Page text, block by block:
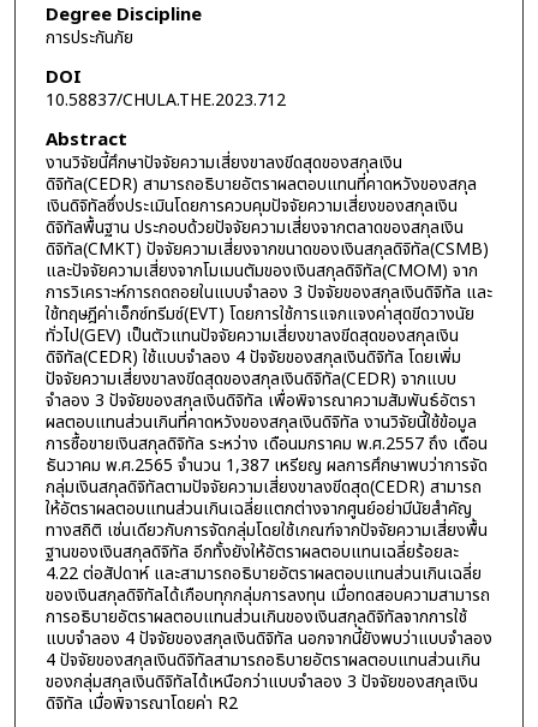
Degree Discipline
การประกันภัย
DOI
10.58837/CHULA.THE.2023.712
Abstract
งานวิจัยนี้ศึกษาปัจจัยความเสี่ยงขาลงขีดสุดของสกุลเงิน
ดิจิทัล(CEDR) สามารถอธิบายอัตราผลตอบแทนที่คาดหวังของสกุล
เงินดิจิทัลซึ่งประเมินโดยการควบคุมปัจจัยความเสี่ยงของสกุลเงิน
ดิจิทัลพื้นฐาน ประกอบด้วยปัจจัยความเสี่ยงจากตลาดของสกุลเงิน
ดิจิทัล(CMKT) ปัจจัยความเสี่ยงจากขนาดของเงินสกุลดิจิทัล(CSMB)
และปัจจัยความเสี่ยงจากโมเมนตัมของเงินสกุลดิจิทัล(CMOM) จาก
การวิเคราะห์การถดถอยในแบบจำลอง 3 ปัจจัยของสกุลเงินดิจิทัล และ
ใช้ทฤษฎีค่าเอ็กซ์ทรีมซ์(EVT) โดยการใช้การแจกแจงค่าสุดขีดวางนัย
ทั่วไป(GEV) เป็นตัวแทนปัจจัยความเสี่ยงขาลงขีดสุดของสกุลเงิน
ดิจิทัล(CEDR) ใช้แบบจำลอง 4 ปัจจัยของสกุลเงินดิจิทัล โดยเพิ่ม
ปัจจัยความเสี่ยงขาลงขีดสุดของสกุลเงินดิจิทัล(CEDR) จากแบบ
จำลอง 3 ปัจจัยของสกุลเงินดิจิทัล เพื่อพิจารณาความสัมพันธ์อัตรา
ผลตอบแทนส่วนเกินที่คาดหวังของสกุลเงินดิจิทัล งานวิจัยนี้ใช้ข้อมูล
การซื้อขายเงินสกุลดิจิทัล ระหว่าง เดือนมกราคม พ.ศ.2557 ถึง เดือน
ธันวาคม พ.ศ.2565 จำนวน 1,387 เหรียญ ผลการศึกษาพบว่าการจัด
กลุ่มเงินสกุลดิจิทัลตามปัจจัยความเสี่ยงขาลงขีดสุด(CEDR) สามารถ
ให้อัตราผลตอบแทนส่วนเกินเฉลี่ยแตกต่างจากศูนย์อย่ามีนัยสำคัญ
ทางสถิติ เช่นเดียวกับการจัดกลุ่มโดยใช้เกณฑ์จากปัจจัยความเสี่ยงพื้น
ฐานของเงินสกุลดิจิทัล อีกทั้งยังให้อัตราผลตอบแทนเฉลี่ยร้อยละ
4.22 ต่อสัปดาห์ และสามารถอธิบายอัตราผลตอบแทนส่วนเกินเฉลี่ย
ของเงินสกุลดิจิทัลได้เกือบทุกกลุ่มการลงทุน เมื่อทดสอบความสามารถ
การอธิบายอัตราผลตอบแทนส่วนเกินของเงินสกุลดิจิทัลจากการใช้
แบบจำลอง 4 ปัจจัยของสกุลเงินดิจิทัล นอกจากนี้ยังพบว่าแบบจำลอง
4 ปัจจัยของสกุลเงินดิจิทัลสามารถอธิบายอัตราผลตอบแทนส่วนเกิน
ของกลุ่มสกุลเงินดิจิทัลได้เหนือกว่าแบบจำลอง 3 ปัจจัยของสกุลเงิน
ดิจิทัล เมื่อพิจารณาโดยค่า R2